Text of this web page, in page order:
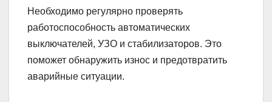
Необходимо регулярно проверять
работоспособность автоматических
выключателей, УЗО и стабилизаторов. Это
поможет обнаружить износ и предотвратить
аварийные ситуации.